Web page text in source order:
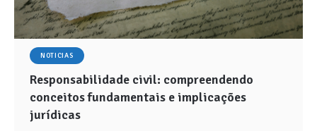
NOTICIAS
Responsabilidade civil: compreendendo
conceitos fundamentais e implicações
jurídicas